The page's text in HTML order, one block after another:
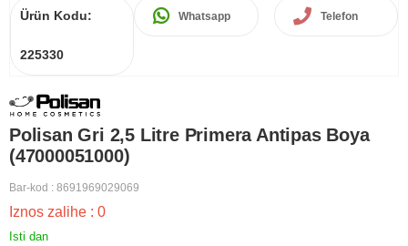
Ürün Kodu:
225330
Whatsapp Telefon
Polisan Gri 2,5 Litre Primera Antipas Boya
(47000051000)
Bar-kod : 8691969029069
Iznos zalihe : 0
Isti dan